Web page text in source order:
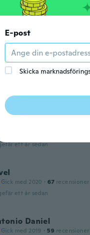
med 2017
ett år sedan
med 2021 · 2 recensioner
ett år sedan
ett år sedan
Gick med 2020 · 67 recensioner
ett år sedan
Daniel
Gick med 2019 · 59 recensioner
E-post
Skicka